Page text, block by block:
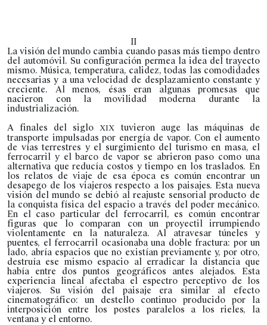
II
La visión del mundo cambia cuando pasas más tiempo dentro
del automóvil. Su configuración permea la idea del trayecto
mismo. Música, temperatura, calidez, todas las comodidades
necesarias y a una velocidad de desplazamiento constante y
creciente. Al menos, ésas eran algunas promesas que
nacieron con la movilidad moderna durante la
industrialización.
A finales del sigloXIX tuvieron auge las máquinas de
transporte impulsadas por energía de vapor. Con el aumento
de vías terrestres y el surgimiento del turismo en masa, el
ferrocarril y el barco de vapor se abrieron paso como una
alternativa que reducía costos y tiempo en los traslados. En
los relatos de viaje de esa época es común encontrar un
desapego de los viajeros respecto a los paisajes. Esta nueva
visión del mundo se debió al reajuste sensorial producto de
la conquista física del espacio a través del poder mecánico.
En el caso particular del ferrocarril, es común encontrar
figuras que lo comparan con un proyectil irrumpiendo
violentamente en la naturaleza. Al atravesar túneles y
puentes, el ferrocarril ocasionaba una doble fractura: por un
lado, abría espacios que no existían previamente y, por otro,
destruía ese mismo espacio al erradicar la distancia que
había entre dos puntos geográficos antes alejados. Esta
experiencia lineal afectaba el espectro perceptivo de los
viajeros. Su visión del paisaje era similar al efecto
cinematográfico: un destello continuo producido por la
interposición entre los postes paralelos a los rieles, la
ventana y el entorno.